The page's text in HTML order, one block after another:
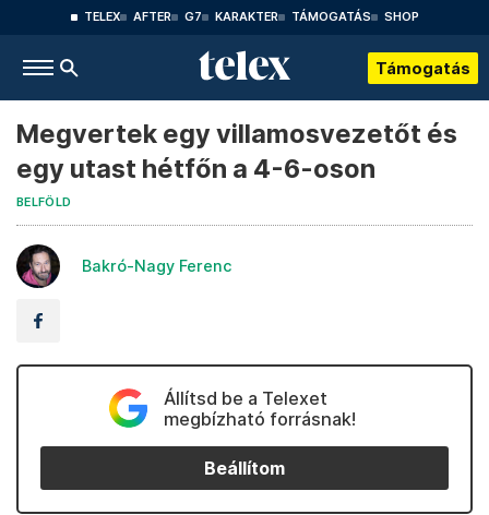
TELEX AFTER G7 KARAKTER TÁMOGATÁS SHOP
Támogatás
Megvertek egy villamosvezetőt és
egy utast hétfőn a 4-6-oson
BELFÖLD
Bakró-Nagy Ferenc
Állítsd be a Telexet
megbízható forrásnak!
Beállítom